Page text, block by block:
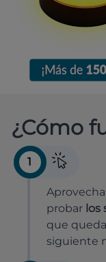
¿Cómo
1
probar los
que
siguiente